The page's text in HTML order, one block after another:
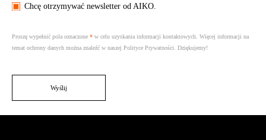
Chcę otrzymywać newsletter od AIKO.
Proszę wypełnić pola oznaczone *w celu uzyskania informacji kontaktowych. Więcej informacji na
temat ochrony danych można znaleźć w naszej Polityce Prywatności. Dziękujemy!
Wyślij